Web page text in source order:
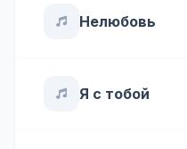
Нелюбовь
Я с тобой